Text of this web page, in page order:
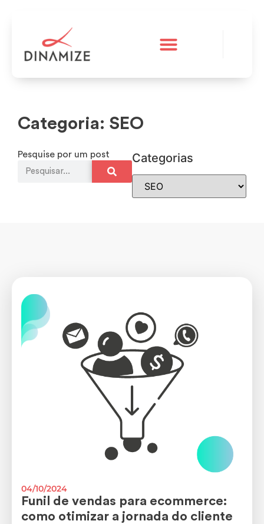
Categoria: SEO
Pesquise por um post Categorias
04/10/2024
Funil de vendas para ecommerce:
como otimizar a jornada do cliente